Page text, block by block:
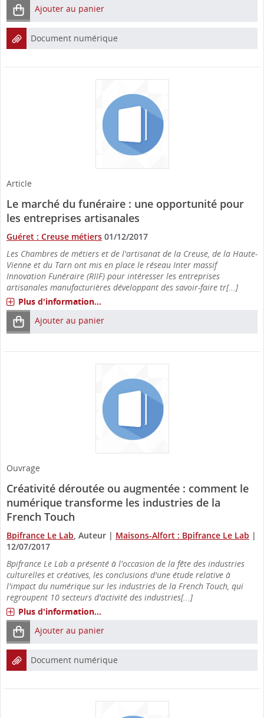
Ajouter au panier
Document numérique
Article
Le marché du funéraire : une opportunité pour
les entreprises artisanales
Guéret : Creuse métiers 01/12/2017
Les Chambres de métiers et de l'artisanat de la Creuse, de la Haute-
Vienne et du Tarn ont mis en place le réseau Inter massif
Innovation Funéraire (RIIF) pour intéresser les entreprises
artisanales manufacturières développant des savoir-faire tr[...]
Plus d'information...
Ajouter au panier
Ouvrage
Créativité déroutée ou augmentée : comment le
numérique transforme les industries de la
French Touch
Bpifrance Le Lab , Auteur | Maisons-Alfort : Bpifrance Le Lab |
12/07/2017
Bpifrance Le Lab a présenté à l'occasion de la fête des industries
culturelles et créatives, les conclusions d'une étude relative à
l'impact du numérique sur les industries de la French Touch, qui
regroupent 10 secteurs d'activité des industries[...]
Plus d'information...
Ajouter au panier
Document numérique